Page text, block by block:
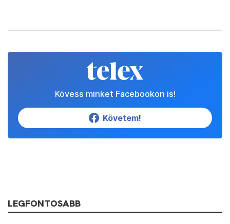
Kövess minket Facebookon is!
Követem!
LEGFONTOSABB